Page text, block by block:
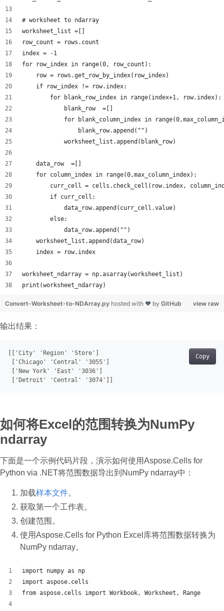
# worksheet to ndarray
worksheet_list =[]
row_count = rows.count
index = -1
for row_index in range(0, row_count):
    row = rows.get_row_by_index(row_index)
    if row_index != row.index:
        for blank_row_index in range(index+1, row.index):
            blank_row  =[]
for blank_column_index in
                blank_row.append("")
            worksheet_list.append(blank_row)
    data_row  =[]
    for column_index in range(0,max_column_index):
curr_cell = cells.check_cell(row.index,
        if curr_cell:
            data_row.append(curr_cell.value)
        else:
            data_row.append("")
    worksheet_list.append(data_row)
    index = row.index
worksheet_ndarray = np.asarray(worksheet_list)
print(worksheet_ndarray)
view raw
Convert-Worksheet-to-NDArray.py hosted with ❤ by GitHub
输出结果：
Copy
'City' 'Region' 'Store'
'Chicago' 'Central' '3055'
'New York' 'East' '3036'
'Detroit' 'Central' '3074'
如何将Excel的范围转换为NumPy
ndarray
下面是一个示例代码片段，演示如何使用Aspose.Cells for
Python via .NET将范围数据导出到NumPy ndarray中：
加载样本文件。
获取第一个工作表。
创建范围。
使用Aspose.Cells for Python Excel库将范围数据转换为
NumPy ndarray。
import numpy as np
import aspose.cells
from aspose.cells import Workbook, Worksheet, Range